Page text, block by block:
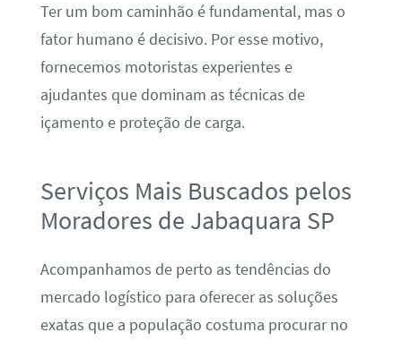
Ter um bom caminhão é fundamental, mas o
fator humano é decisivo. Por esse motivo,
fornecemos motoristas experientes e
ajudantes que dominam as técnicas de
içamento e proteção de carga.
Serviços Mais Buscados pelos
Moradores de Jabaquara SP
Acompanhamos de perto as tendências do
mercado logístico para oferecer as soluções
exatas que a população costuma procurar no